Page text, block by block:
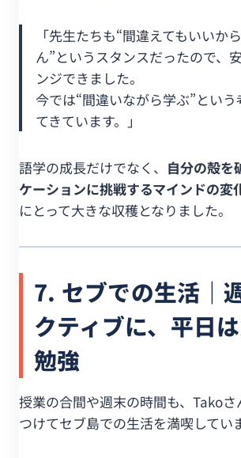
「先生たちも“間違えてもいいか
ん”というスタンスだったので、
ンジできました。
今では“間違いながら学ぶ”とい
てきています。」
語学の成長だけでなく、 自分の殻を
ケーションに挑戦するマインドの変
にとって大きな収穫となりました。
7. セブでの生活｜
クティブに、平日
勉強
授業の合間や週末の時間も、Takoさ
つけてセブ島での生活を満喫してい